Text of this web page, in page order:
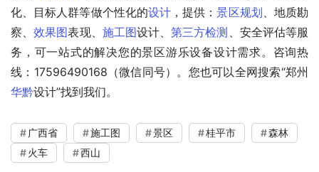
化、目标人群等做个性化的设计 ，提供：景区规划 、地质勘
察、效果图表现、 施工图设计、第三方检测 、安全评估等服
务，可一站式的解决您的景区游乐设备设计需求。咨询热
线：17596490168（微信同号）。您也可以全网搜索“郑州
华黔设计”找到我们。
广西省 施工图 景区 桂平市
森林
火车
西山